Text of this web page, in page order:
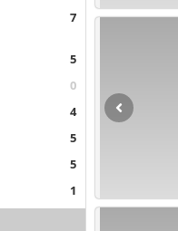
7
5
0
4
5
5
1